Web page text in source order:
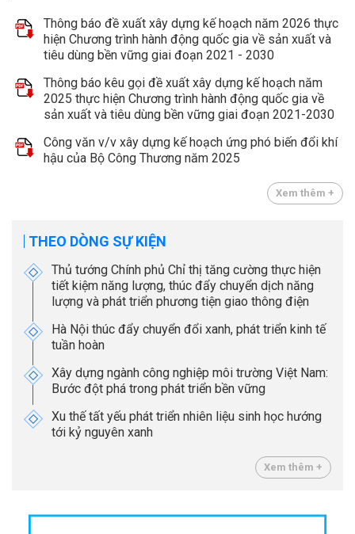
Thông báo đề xuất xây dựng kế hoạch năm 2026 thực
hiện Chương trình hành động quốc gia về sản xuất và
tiêu dùng bền vững giai đoạn 2021 - 2030
Thông báo kêu gọi đề xuất xây dựng kế hoạch năm
2025 thực hiện Chương trình hành động quốc gia về
sản xuất và tiêu dùng bền vững giai đoạn 2021-2030
Công văn v/v xây dựng kế hoạch ứng phó biến đổi khí
hậu của Bộ Công Thương năm 2025
Xem thêm +
THEO DÒNG SỰ KIỆN
Thủ tướng Chính phủ Chỉ thị tăng cường thực hiện
tiết kiệm năng lượng, thúc đẩy chuyển dịch năng
lượng và phát triển phương tiện giao thông điện
Hà Nội thúc đẩy chuyển đổi xanh, phát triển kinh tế
tuần hoàn
Xây dựng ngành công nghiệp môi trường Việt Nam:
Bước đột phá trong phát triển bền vững
Xu thế tất yếu phát triển nhiên liệu sinh học hướng
tới kỷ nguyên xanh
Xem thêm +